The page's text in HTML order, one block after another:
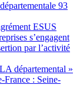
93
ESUS
s’engagent
par l’activité
départemental »
France : Seine-